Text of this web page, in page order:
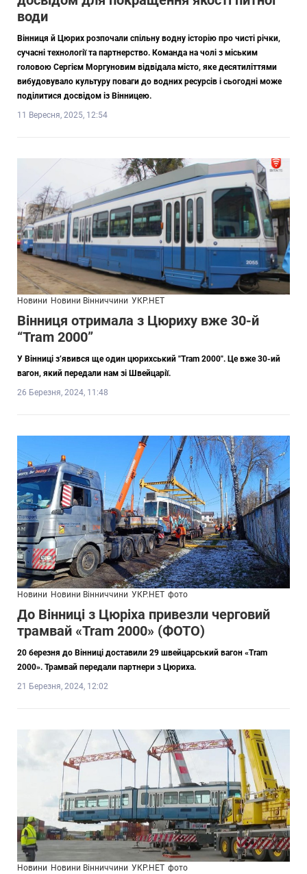
води
Вінниця й Цюрих розпочали спільну водну історію про чисті річки,
сучасні технології та партнерство. Команда на чолі з міським
головою Сергієм Моргуновим відвідала місто, яке десятиліттями
вибудовувало культуру поваги до водних ресурсів і сьогодні може
поділитися досвідом із Вінницею.
11 Вересня, 2025, 12:54
Новини Новини Вінниччини УКР.НЕТ
Вінниця отримала з Цюриху вже 30-й
“Tram 2000”
У Вінниці з’явився ще один цюрихський "Tram 2000". Це вже 30-ий
вагон, який передали нам зі Швейцарії.
26 Березня, 2024, 11:48
Новини Новини Вінниччини УКР.НЕТ фото
До Вінниці з Цюріха привезли черговий
трамвай «Tram 2000» (ФОТО)
20 березня до Вінниці доставили 29 швейцарський вагон «Tram
2000». Трамвай передали партнери з Цюриха.
21 Березня, 2024, 12:02
Новини Новини Вінниччини УКР.НЕТ фото